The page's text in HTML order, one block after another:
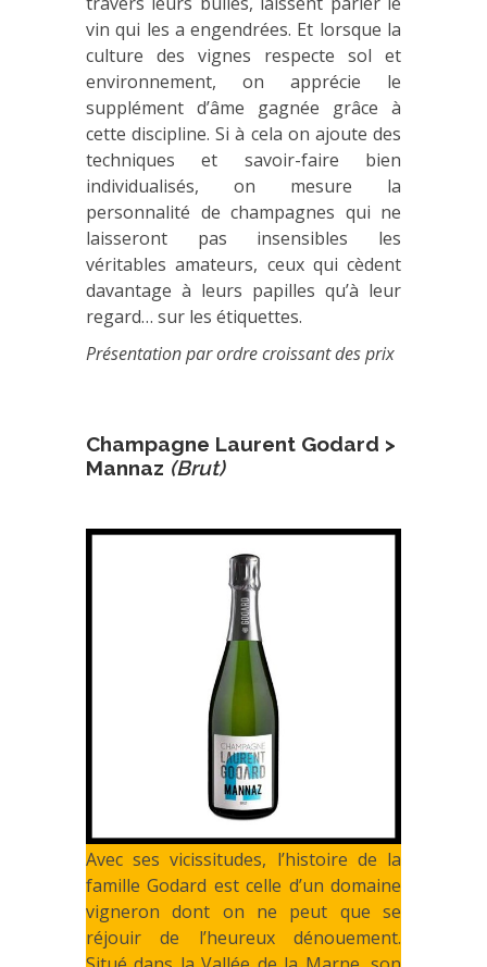
vin qui les a engendrées. Et lorsque la
culture des vignes respecte sol et
environnement, on apprécie le
supplément d’âme gagnée grâce à
cette discipline. Si à cela on ajoute des
techniques et savoir-faire bien
individualisés, on mesure la
personnalité de champagnes qui ne
laisseront pas insensibles les
véritables amateurs, ceux qui cèdent
davantage à leurs papilles qu’à leur
regard… sur les étiquettes.
Présentation par ordre croissant des prix
Champagne Laurent Godard >
Mannaz (Brut)
Avec ses vicissitudes, l’histoire de la
famille Godard est celle d’un domaine
vigneron dont on ne peut que se
réjouir de l’heureux dénouement.